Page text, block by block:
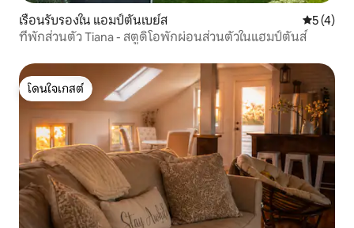
เรือนรับรองใน แอมป์ตันเบย์ส คะแนนเฉ
5 (4)
ที่พักส่วนตัว Tiana - สตูดิโอพักผ่อนส่วนตัวในแฮมป์ตันส์
โดนใจเกสต์
โดนใจเกสต์